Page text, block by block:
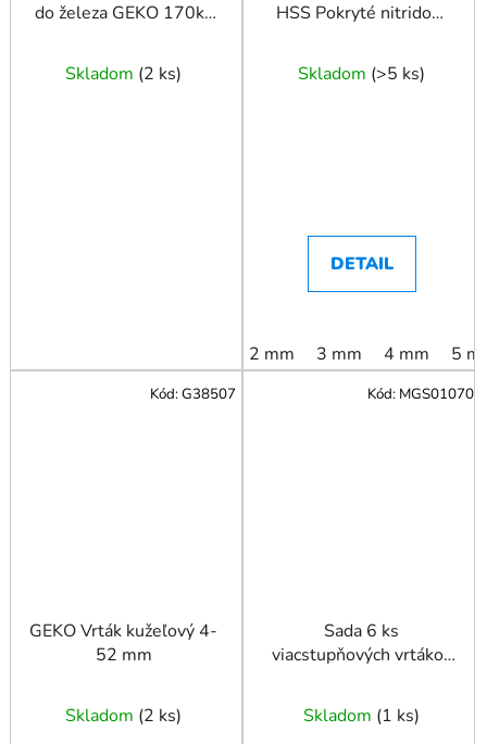
do železa GEKO 170ks
Skladom (2 ks)
HSS Pokryté nitridom
Skladom (>5 ks)
DETAIL
2 mm 3 mm 4 mm 5
GEKO Vrták kužeľový 4-
52 mm
Skladom (2 ks)
Kód:G38507
Sada 6 ks
viacstupňových vrtákov
Skladom (1 ks)
Kód: MGS01070